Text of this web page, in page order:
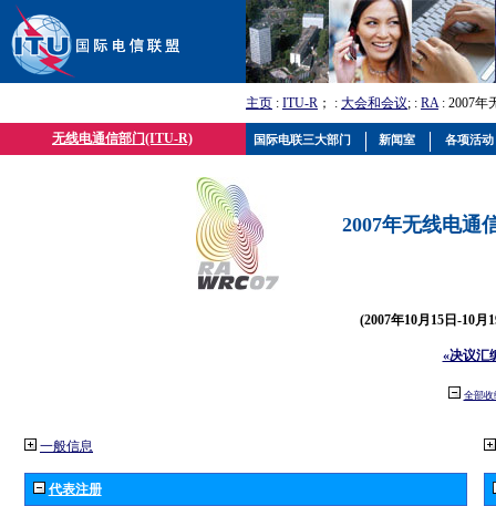
主页 : ITU-R ； : 大会和会议; : RA: 2007年
无线电通信部门(ITU-R)
2007年无线电通
(2007年10月15日-10月
«决议汇
全部收
一般信息
代表注册
国际电联三大部门 新闻室 各项活动